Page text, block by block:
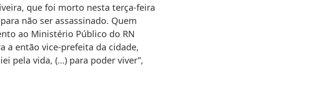
que foi morto nesta terça-feira
não ser assassinado. Quem
ao Ministério Público do RN
a então vice-prefeita da cidade,
pela vida, (…) para poder viver”,